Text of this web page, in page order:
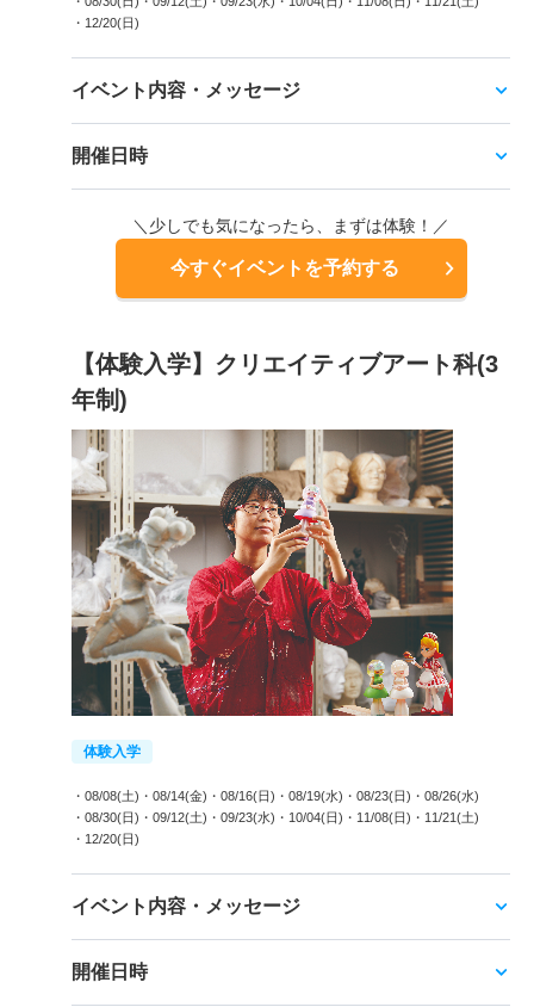
・12/20(日)
イベント内容・メッセージ
開催日時
＼少しでも気になったら、まずは体験！／
今すぐイベントを予約する
【体験入学】クリエイティブアート科(3
年制)
体験入学
・08/08(土) ・08/14(金) ・08/16(日) ・08/19(水) ・08/23(日) ・08/26(水)
・08/30(日) ・09/12(土) ・09/23(水) ・10/04(日) ・11/08(日) ・11/21(土)
・12/20(日)
イベント内容・メッセージ
開催日時